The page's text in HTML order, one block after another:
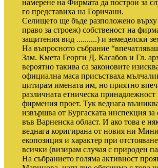
намерене на Фирмата да построи за
го представиха на Горичани.
Селището ще бъде разположено върху
право за строеж) собственост на
защитения вид ..........) и земеделски
На въпросното събрание
Зам. Кмета Георги Д. Касабов и Гл.
вероятно такива са законовите
официална маса присъстваха
цитирам имената им, но приятно
различната етническа
фирмения проет. Тук веднага
извършва от Бургаската инспекция
във Варненска област. И ако това е
веднага коригирана от новия ни
екопозиция и характер при
всички (визирам случая с природен
На събранието голяма активност